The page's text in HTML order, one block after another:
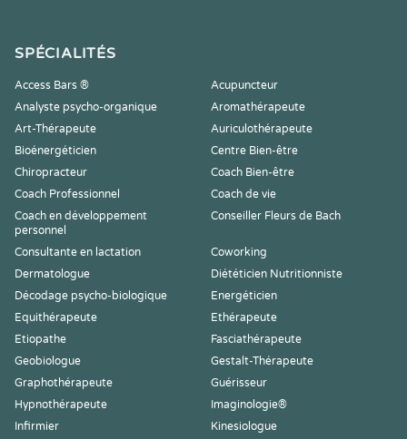
SPÉCIALITÉS
Access Bars ®
Acupuncteur
Analyste psycho-organique
Aromathérapeute
Art-Thérapeute
Auriculothérapeute
Bioénergéticien
Centre Bien-être
Chiropracteur
Coach Bien-être
Coach Professionnel
Coach de vie
Coach en développement
personnel
Conseiller Fleurs de Bach
Consultante en lactation
Coworking
Dermatologue
Diététicien Nutritionniste
Décodage psycho-biologique
Energéticien
Equithérapeute
Ethérapeute
Etiopathe
Fasciathérapeute
Geobiologue
Gestalt-Thérapeute
Graphothérapeute
Guérisseur
Hypnothérapeute
Imaginologie®
Infirmier
Kinesiologue